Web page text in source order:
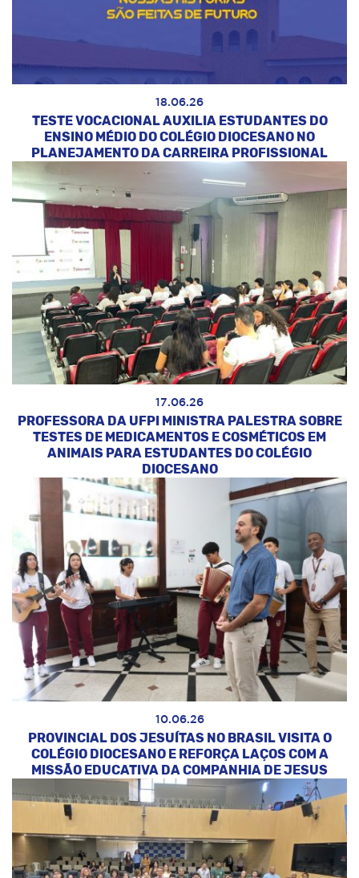
18.06.26
TESTE VOCACIONAL AUXILIA ESTUDANTES DO
ENSINO MÉDIO DO COLÉGIO DIOCESANO NO
PLANEJAMENTO DA CARREIRA PROFISSIONAL
17.06.26
PROFESSORA DA UFPI MINISTRA PALESTRA SOBRE
TESTES DE MEDICAMENTOS E COSMÉTICOS EM
ANIMAIS PARA ESTUDANTES DO COLÉGIO
DIOCESANO
10.06.26
PROVINCIAL DOS JESUÍTAS NO BRASIL VISITA O
COLÉGIO DIOCESANO E REFORÇA LAÇOS COM A
MISSÃO EDUCATIVA DA COMPANHIA DE JESUS